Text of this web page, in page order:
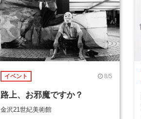
イベント 8/5
路上、お邪魔ですか？
金沢21世紀美術館